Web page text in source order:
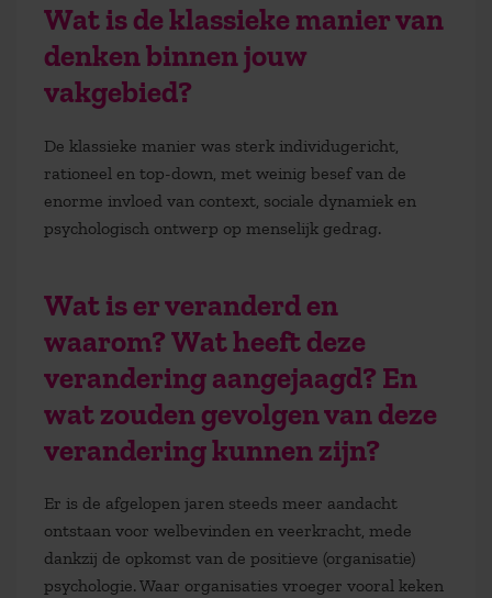
Wat is de klassieke manier van
denken binnen jouw
vakgebied?
De klassieke manier was sterk individugericht,
rationeel en top-down, met weinig besef van de
enorme invloed van context, sociale dynamiek en
psychologisch ontwerp op menselijk gedrag.
Wat is er veranderd en
waarom? Wat heeft deze
verandering aangejaagd? En
wat zouden gevolgen van deze
verandering kunnen zijn?
Er is de afgelopen jaren steeds meer aandacht
ontstaan voor welbevinden en veerkracht, mede
dankzij de opkomst van de positieve (organisatie)
psychologie. Waar organisaties vroeger vooral keken